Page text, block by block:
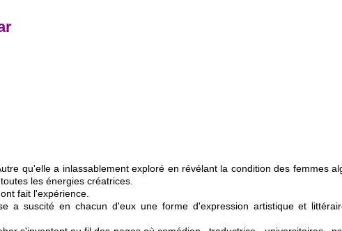
qu'elle a inlassablement exploré en révélant la condition des femmes
les énergies créatrices.
fait l'expérience.
a suscité en chacun d'eux une forme d'expression artistique et